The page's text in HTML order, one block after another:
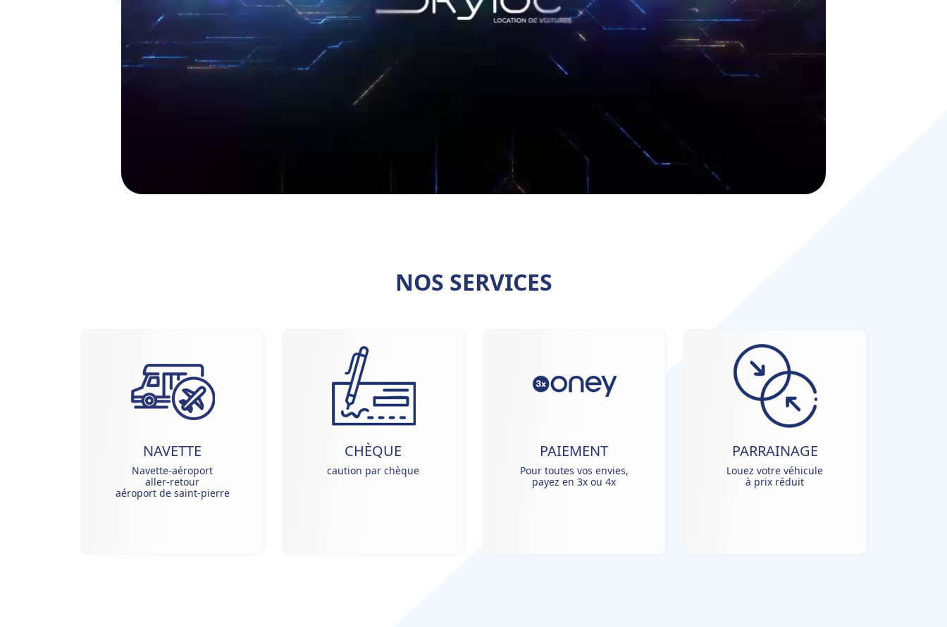
NOS SERVICES
NAVETTE
Navette-aéroport
aller-retour
aéroport de saint-pierre
CHÈQUE
caution par chèque
PAIEMENT
Pour toutes vos envies,
payez en 3x ou 4x
PARRAINAGE
Louez votre véhicule
à prix réduit